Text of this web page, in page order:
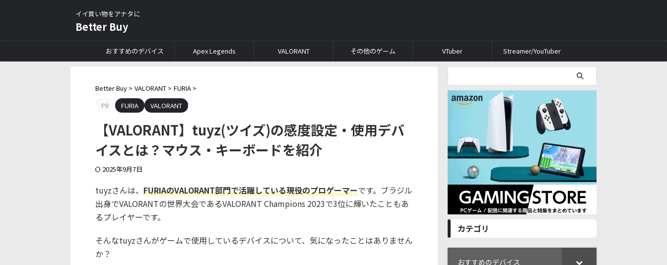
イイ買い物をアナタに
Better Buy
おすすめのデバイス Apex Legends VALORANT その他のゲーム VTuber Streamer/YouTuber
Better Buy > VALORANT > FURIA >
PR
FURIA VALORANT
【VALORANT】tuyz(ツイズ)の感度設定・使用デバ
イスとは？マウス・キーボードを紹介
2025年9月7日
tuyzさんは、 FURIAのVALORANT部門で活躍している現役のプロゲーマーです。ブラジル
出身でVALORANTの世界大会であるVALORANT Champions 2023で3位に輝いたこともあ
るプレイヤーです。
そんなtuyzさんがゲームで使用しているデバイスについて、気になったことはありません
か？
カテゴリ
おすすめのデバイス